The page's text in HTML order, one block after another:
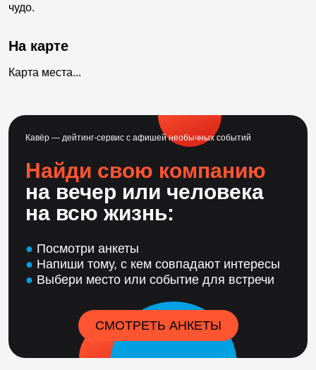
чудо.
На карте
Карта места...
Кавёр — дейтинг-сервис с афишей необычных событий
Найди свою компанию
на вечер или человека
на всю жизнь:
● Посмотри анкеты
● Напиши тому, с кем совпадают интересы
● Выбери место или событие для встречи
СМОТРЕТЬ АНКЕТЫ